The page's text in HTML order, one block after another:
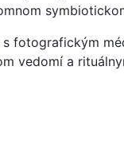
fotografickým
vedomí a